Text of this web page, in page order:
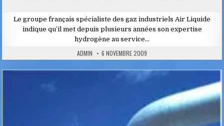
Le groupe français spécialiste des gaz industriels Air Liquide
indique qu’il met depuis plusieurs années son expertise
hydrogène au service…
ADMIN 6 NOVEMBRE 2009